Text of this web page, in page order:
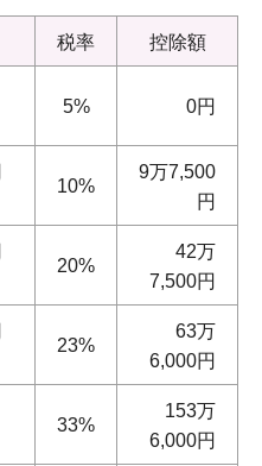
税率 控除額
5% 0円
10%
9万7,500
円
20%
42万
7,500円
23%
63万
6,000円
33%
153万
6,000円